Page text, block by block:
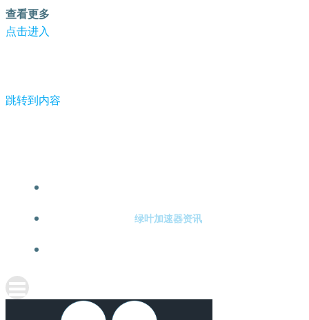
查看更多
点击进入
跳转到内容
绿叶加速器资讯